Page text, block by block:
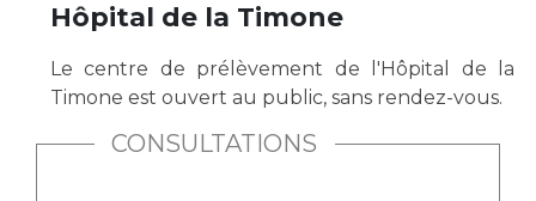
Lieu de santé sans tabac
Hôpital de la Timone
Le centre de prélèvement de l'Hôpital de la
Timone est ouvert au public, sans rendez-vous.
CONSULTATIONS